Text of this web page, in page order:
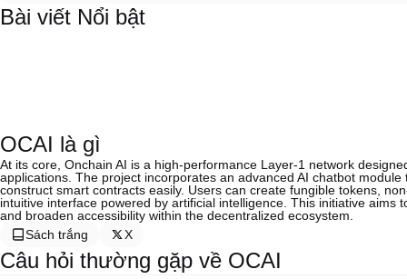
Bài viết Nổi bật
OCAI là gì
At its core, Onchain AI is a high-performance Layer-1 network
applications. The project incorporates an advanced AI chatbot
construct smart contracts easily. Users can create fungible tokens,
intuitive interface powered by artificial intelligence. This initiative
and broaden accessibility within the decentralized ecosystem.
Sách trắng
X
Câu hỏi thường gặp về OCAI